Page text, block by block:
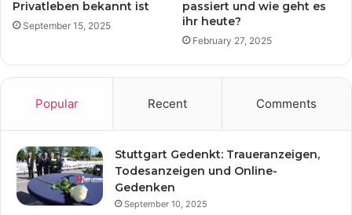
Privatleben bekannt ist
September 15, 2025
passiert und wie geht es
ihr heute?
February 27, 2025
Popular Recent Comments
Stuttgart Gedenkt: Traueranzeigen,
Todesanzeigen und Online-
Gedenken
September 10, 2025